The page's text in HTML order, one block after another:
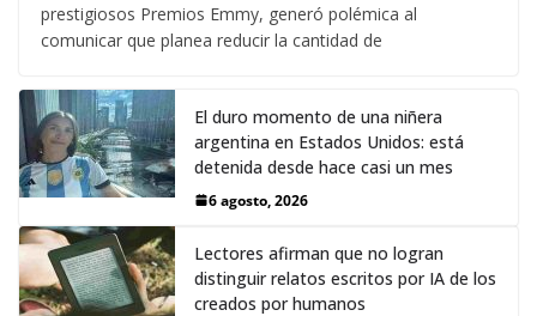
prestigiosos Premios Emmy, generó polémica al
comunicar que planea reducir la cantidad de
El duro momento de una niñera
argentina en Estados Unidos: está
detenida desde hace casi un mes
6 agosto, 2026
Lectores afirman que no logran
distinguir relatos escritos por IA de los
creados por humanos